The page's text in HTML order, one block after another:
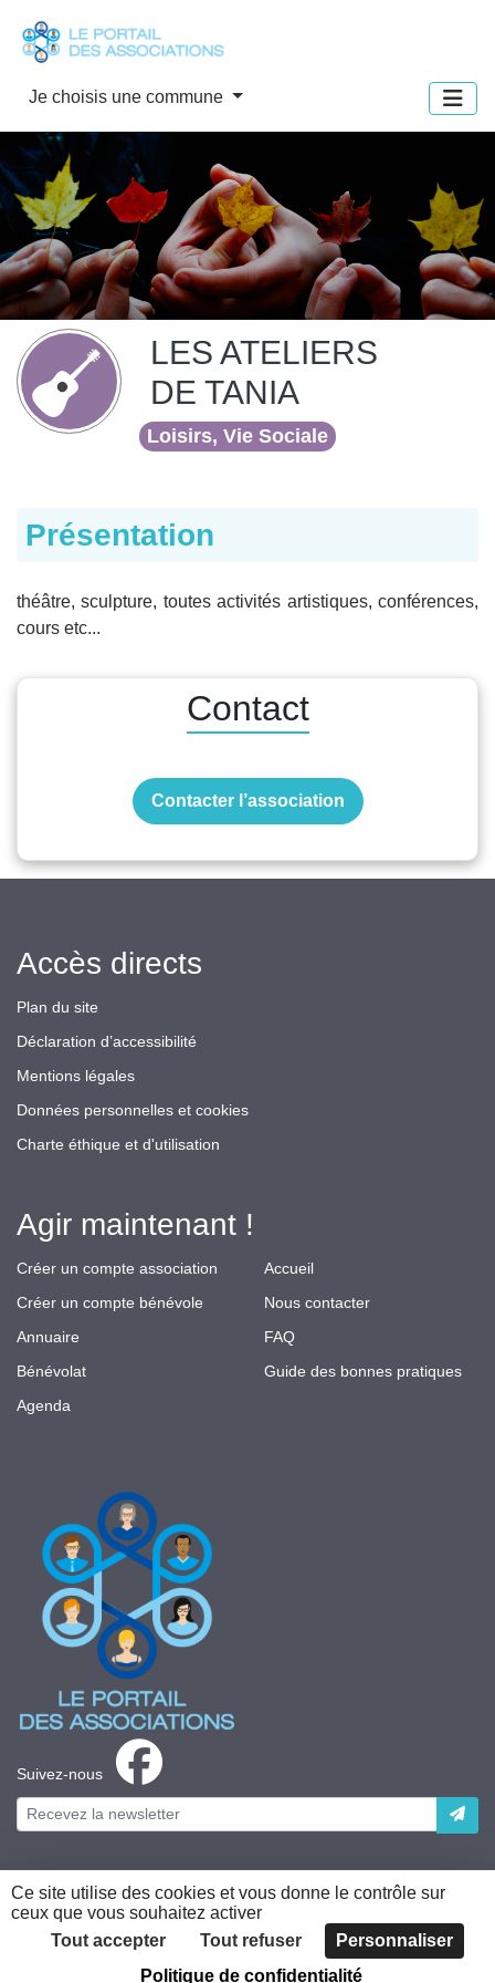
Je choisis une commune
LES ATELIERS
DE TANIA
Loisirs, Vie Sociale
Présentation
théâtre, sculpture, toutes activités artistiques, conférences,
cours etc...
Contact
Contacter l’association
Suivez-nous
Accès directs
Plan du site
Déclaration d’accessibilité
Mentions légales
Données personnelles et cookies
Charte éthique et d'utilisation
Agir maintenant !
Créer un compte association
Créer un compte bénévole
Annuaire
Bénévolat
Agenda
Accueil
Nous contacter
FAQ
Guide des bonnes pratiques
Plateforme développée en France par
Ce site utilise des cookies et vous donne le contrôle sur
ceux que vous souhaitez activer
Tout accepter
Tout refuser
Personnaliser
Politique de confidentialité